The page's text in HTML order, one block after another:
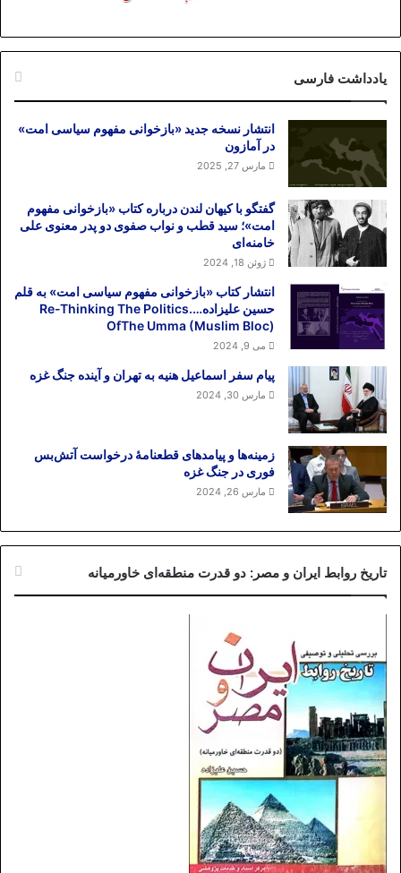
یادداشت فارسی
انتشار نسخه جدید «بازخوانی مفهوم سیاسی امت»
در آمازون
مارس 27, 2025
گفتگو با کیهان لندن درباره کتاب «بازخوانی مفهوم
امت»؛ سید قطب و نواب صفوی دو پدر معنوی علی
خامنه‌ای
ژوئن 18, 2024
انتشار کتاب «بازخوانی مفهوم سیاسی امت» به قلم
حسین علیزاده….Re-Thinking The Politics
OfThe Umma (Muslim Bloc)
می 9, 2024
پیام سفر اسماعیل هنیه به تهران و آینده جنگ غزه
مارس 30, 2024
زمینه‌ها و پیامدهای قطعنامهٔ درخواست آتش‌بس
فوری در جنگ غزه
مارس 26, 2024
تاریخ روابط ایران و مصر: دو قدرت منطقه‌ای خاورمیانه